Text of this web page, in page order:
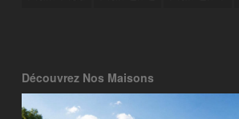
Découvrez Nos Maisons